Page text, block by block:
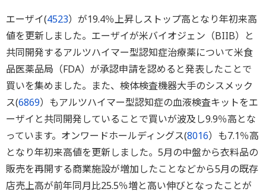
エーザイ(4523）が19.4％上昇しストップ高となり年初来高
値を更新しました。エーザイが米バイオジェン（BIIB）と
共同開発するアルツハイマー型認知症治療薬について米食
品医薬品局（FDA）が承認申請を認めると発表したことで
買いを集めました。また、検体検査機器大手のシスメック
ス(6869）もアルツハイマー型認知症の血液検査キットをエ
ーザイと共同開発していることで買いが波及し9.9％高とな
っています。オンワードホールディングス(8016）も7.1％高
となり年初来高値を更新しました。5月の中盤から衣料品の
販売を再開する商業施設が増加したことなどから5月の既存
店売上高が前年同月比25.5％増と高い伸びとなったことが